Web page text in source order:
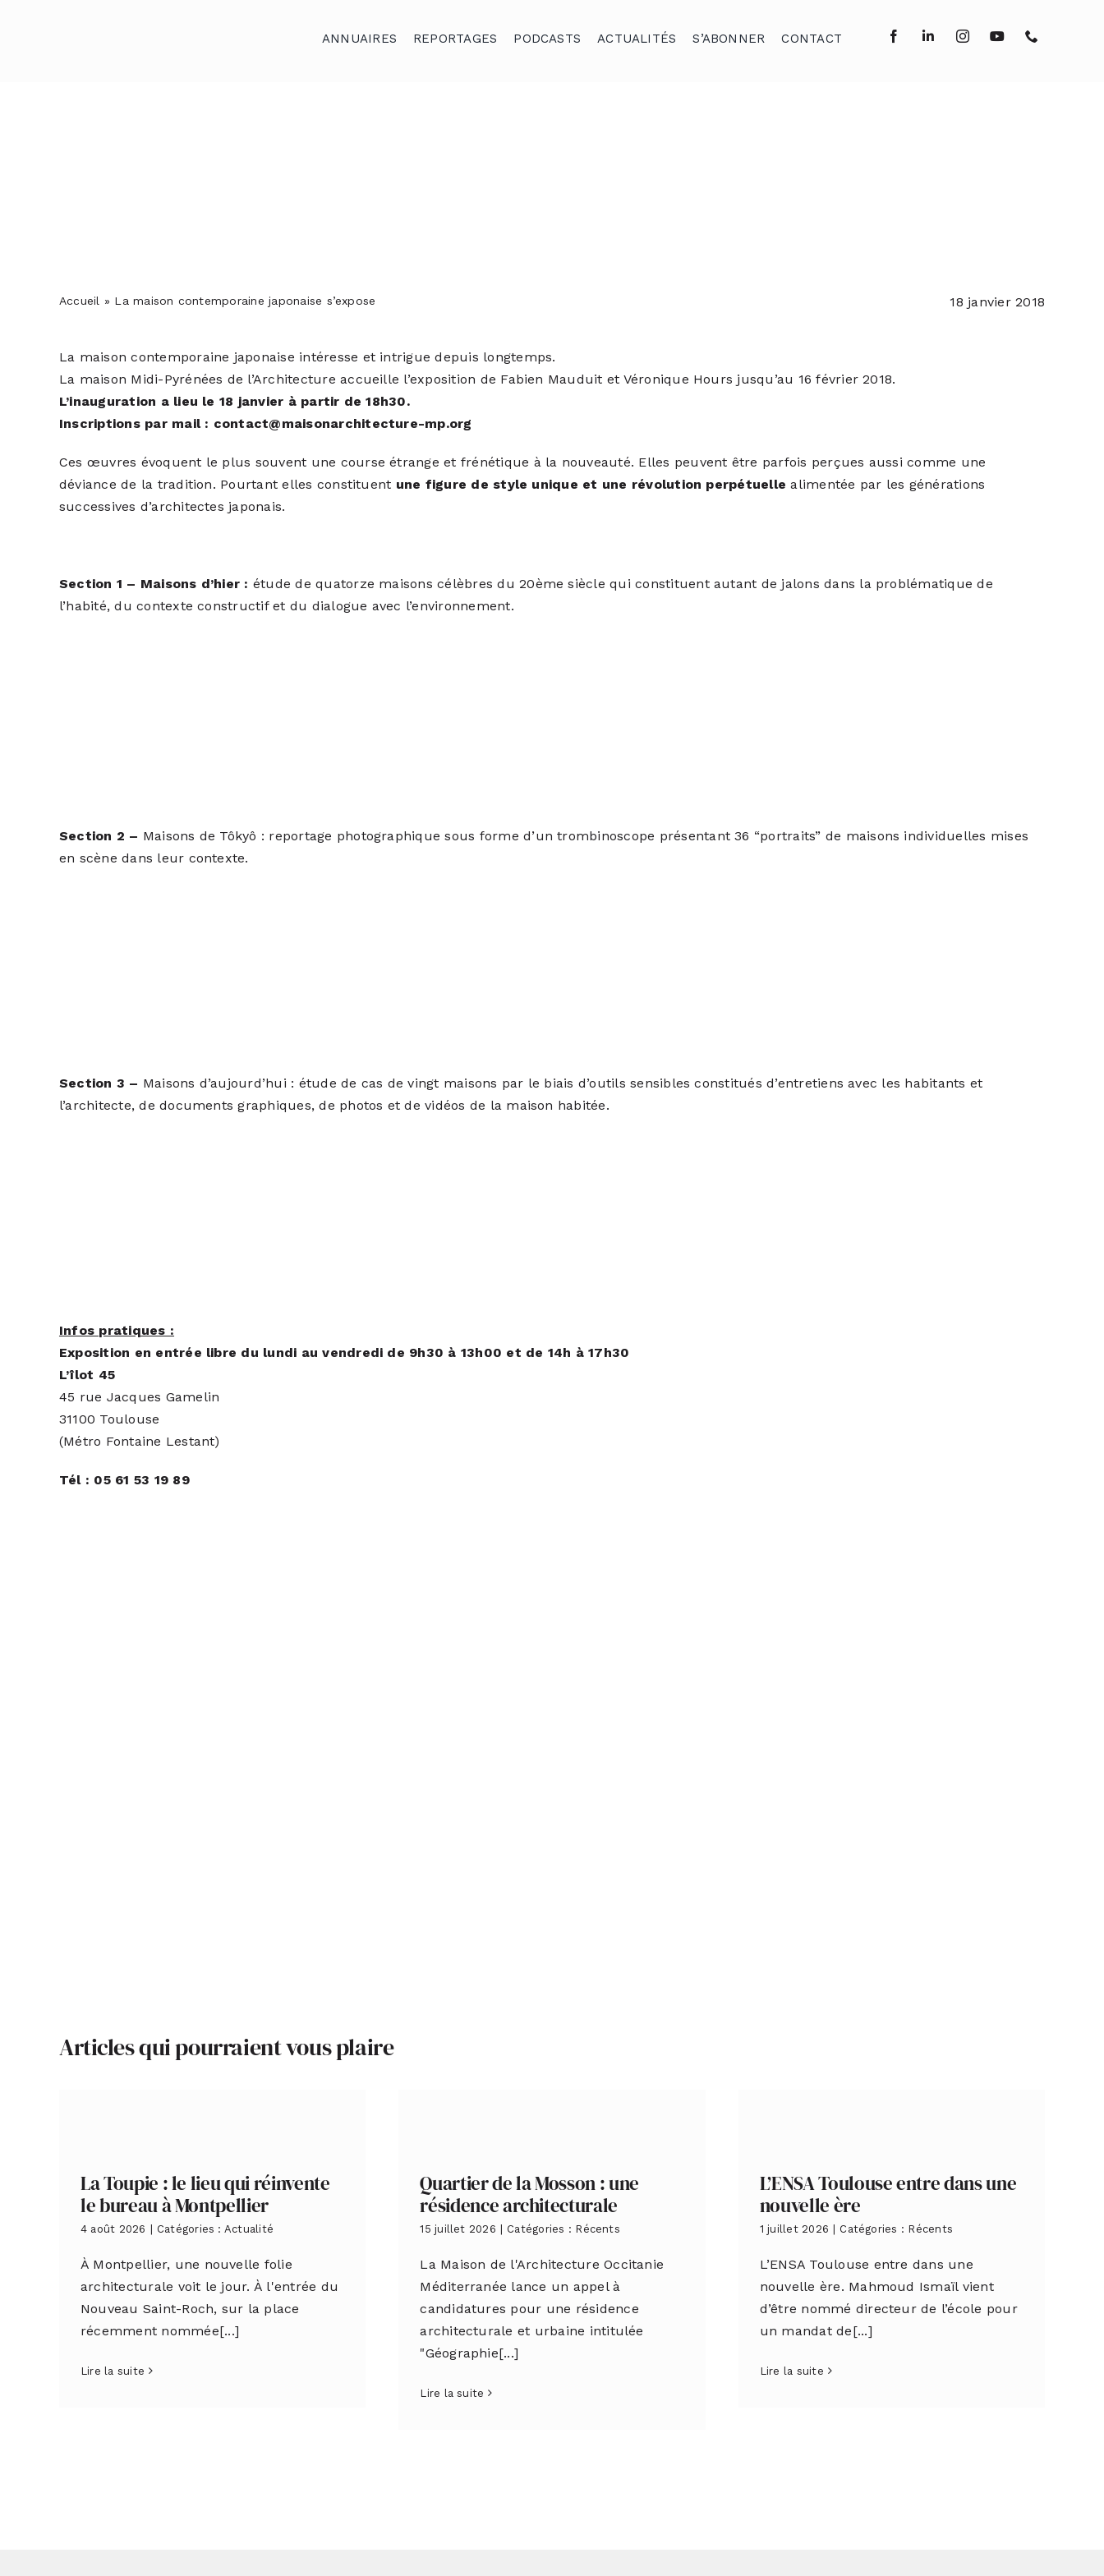
ANNUAIRES REPORTAGES PODCASTS ACTUALITÉS S’ABONNER CONTACT
Accueil » La maison contemporaine japonaise s’expose 18 janvier 2018
La maison contemporaine japonaise intéresse et intrigue depuis longtemps.
La maison Midi-Pyrénées de l’Architecture accueille l’exposition de Fabien Mauduit et Véronique Hours jusqu’au 16 février 2018.
L’inauguration a lieu le 18 janvier à partir de 18h30.
Inscriptions par mail : contact@maisonarchitecture-mp.org
Ces œuvres évoquent le plus souvent une course étrange et frénétique à la nouveauté. Elles peuvent être parfois perçues aussi comme une
déviance de la tradition. Pourtant elles constituent une figure de style unique et une révolution perpétuelle alimentée par les générations
successives d’architectes japonais.
Section 1 – Maisons d’hier : étude de quatorze maisons célèbres du 20ème siècle qui constituent autant de jalons dans la problématique de
l’habité, du contexte constructif et du dialogue avec l’environnement.
Section 2 – Maisons de Tôkyô : reportage photographique sous forme d’un trombinoscope présentant 36 “portraits” de maisons individuelles mises
en scène dans leur contexte.
Section 3 – Maisons d’aujourd’hui : étude de cas de vingt maisons par le biais d’outils sensibles constitués d’entretiens avec les habitants et
l’architecte, de documents graphiques, de photos et de vidéos de la maison habitée.
Infos pratiques :
Exposition en entrée libre du lundi au vendredi de 9h30 à 13h00 et de 14h à 17h30
L’îlot 45
45 rue Jacques Gamelin
31100 Toulouse
(Métro Fontaine Lestant)
Tél : 05 61 53 19 89
Articles qui pourraient vous plaire
La Toupie : le lieu qui réinvente
le bureau à Montpellier
4 août 2026 | Catégories : Actualité
À Montpellier, une nouvelle folie
architecturale voit le jour. À l'entrée du
Nouveau Saint-Roch, sur la place
récemment nommée[...]
Lire la suite
Quartier de la Mosson : une
résidence architecturale
15 juillet 2026 | Catégories : Récents
La Maison de l'Architecture Occitanie
Méditerranée lance un appel à
candidatures pour une résidence
architecturale et urbaine intitulée
"Géographie[...]
Lire la suite
L’ENSA Toulouse entre dans une
nouvelle ère
1 juillet 2026 | Catégories : Récents
L’ENSA Toulouse entre dans une
nouvelle ère. Mahmoud Ismaïl vient
d’être nommé directeur de l’école pour
un mandat de[...]
Lire la suite
Contact